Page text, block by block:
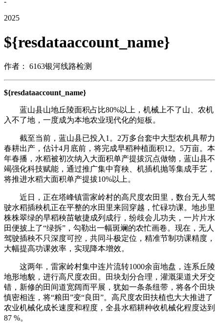
2025
${resdataaccount_name}
作者： 6163银河线路检测
${resdataaccount_name}
蓝山县山地丘陵面积占比80%以上，机械上不了山、农机
入不了地，一度成为本地农业现代化的短板。
截至当前，蓝山县已投入1。2万多台套中大型农机具帮力
春耕出产，估计4月底前，将完成早稻种植面积12。5万亩。本
年春播，水稻被初次纳入大面积单产提拔沉点做物，蓝山县不
竭强化科技赋能，通过推广集中育秧、机插机抛等集成手艺，
将推进水稻大面积单产提拔10%以上。
近日，正在塔峰镇雷家岭村的高尺度农田里，数台无人驾
驶水稻插秧机正在平整的水田里来回穿越，忙碌功课。地步里
株株翠绿的早稻秧苗敏捷成列成行，纷歧会儿功夫，一片片水
田便披上了“绿拆”，勾勒出一幅斑斓的农忙画卷。现在，无人
驾驶插秧不只深度可控，共同斗极定位，精准节制功课精度，
大幅提高功课效率，实现降本增效。
这两年，雷家岭村集中连片流转1000余亩地盘，连系丘陵
地形地貌，进行高尺度农田。田块划分合理，灌溉渠道犬牙交
错，新修的田间道宽阔而平展，犹如一条条纽带，将各个田块
慎密相连，将“粮田”变“良田”。高尺度农田扶植也大大推进了
农业机械化成长速度和程度，全县水稻耕种收机械化程度达到
87 %。